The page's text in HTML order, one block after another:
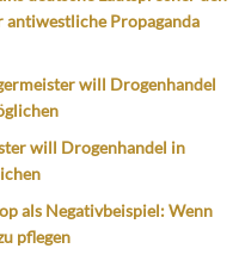
antiwestliche Propaganda
will Drogenhandel
will Drogenhandel in
als Negativbeispiel: Wenn
pflegen